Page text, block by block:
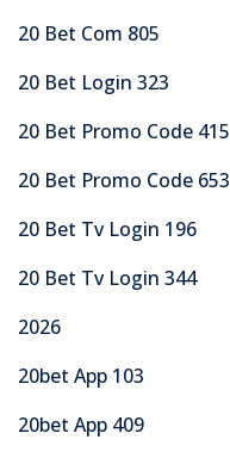
20 Bet Com 805
20 Bet Login 323
20 Bet Promo Code 415
20 Bet Promo Code 653
20 Bet Tv Login 196
20 Bet Tv Login 344
2026
20bet App 103
20bet App 409